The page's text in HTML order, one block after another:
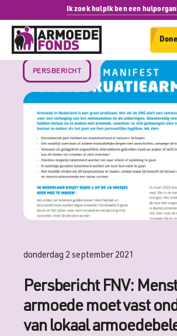
Ik zoek hulpIk ben een
PERSBERICHT
donderdag 2 september 2021
Persbericht FNV:
armoede moet vast
van lokaal